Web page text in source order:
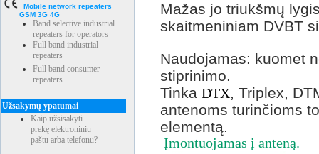
Mobile network repeaters
GSM 3G 4G
Band selective industrial
repeaters for operators
Full band industrial
repeaters
Full band consumer
repeaters
Užsakymų ypatumai
Kaip užsisakyti
prekę elektroniniu
paštu arba telefonu?
Mažas jo triukšmų
skaitmeniniam DVBT
Naudojamas: kuomet
stiprinimo.
Tinka DTX, Triplex,
antenoms turinčioms
elementą.
Įmontuojamas į anteną.